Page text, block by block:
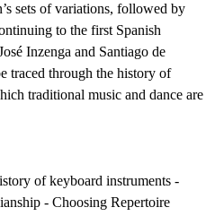
sets of variations, followed by
to the first Spanish
Inzenga and Santiago de
traced through the history of
traditional music and dance are
of keyboard instruments -
- Choosing Repertoire